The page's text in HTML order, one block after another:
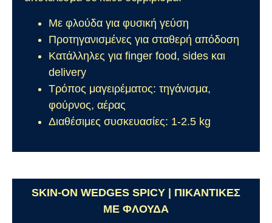
Με φλούδα για φυσική γεύση
Προτηγανισμένες για σταθερή απόδοση
Κατάλληλες για finger food, sides και
delivery
Τρόπος μαγειρέματος: τηγάνισμα,
φούρνος, αέρας
Διαθέσιμες συσκευασίες: 1-2.5 kg
SKIN-ON WEDGES SPICY | ΠΙΚΑΝΤΙΚΕΣ
ΜΕ ΦΛΟΥΔΑ